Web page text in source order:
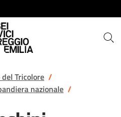
Civici di Reggio Emilia
Tricolore
nazionale